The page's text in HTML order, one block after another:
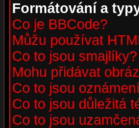
Formátování a
Co je BBCode?
Můžu používat
Co to jsou smajlíky?
Mohu přidávat
Co to jsou
Co to jsou důležitá
Co to jsou